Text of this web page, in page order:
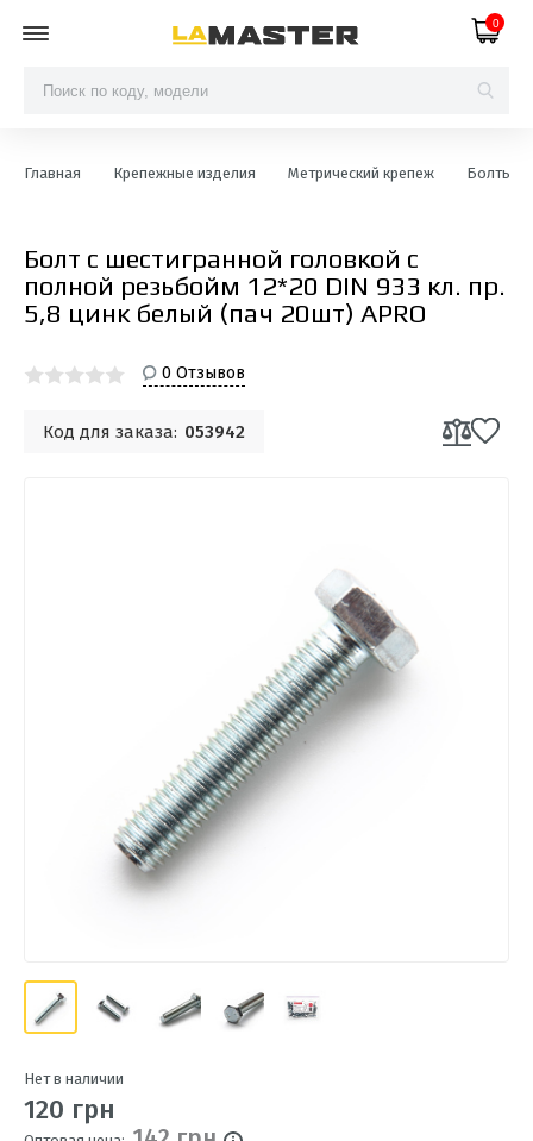
0
Главная Крепежные изделия Метрический крепеж Болты с
Болт с шестигранной головкой с
полной резьбойм 12*20 DIN 933 кл. пр.
5,8 цинк белый (пач 20шт) APRO
0 Отзывов
Код для заказа: 053942
Нет в наличии
120 грн